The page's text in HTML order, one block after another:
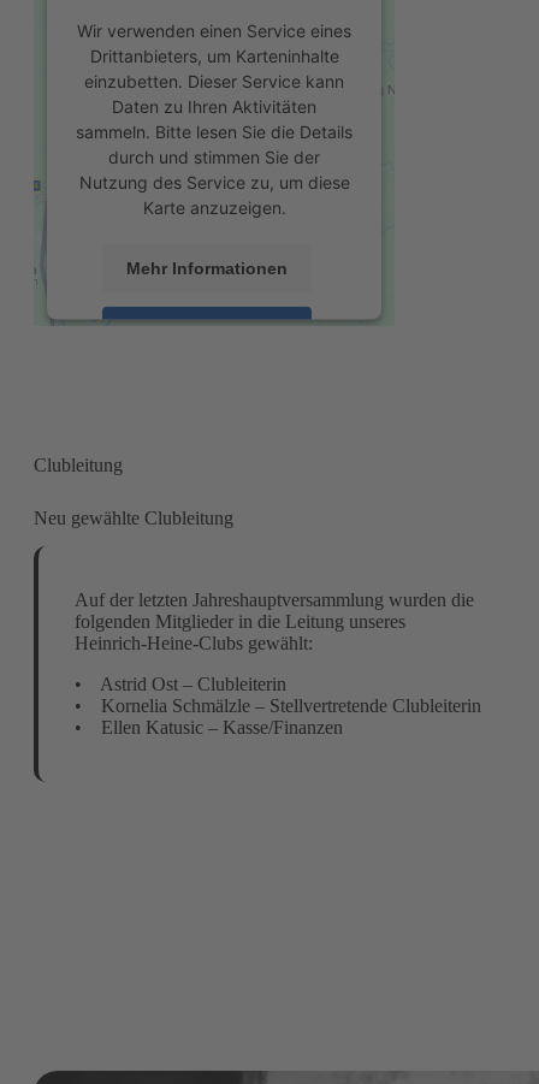
Wir verwenden einen Service eines
Drittanbieters, um Karteninhalte
einzubetten. Dieser Service kann
Daten zu Ihren Aktivitäten
sammeln. Bitte lesen Sie die Details
durch und stimmen Sie der
Nutzung des Service zu, um diese
Karte anzuzeigen.
Mehr Informationen
Akzeptieren
Clubleitung
Neu gewählte Clubleitung
Auf der letzten Jahreshauptversammlung wurden die
folgenden Mitglieder in die Leitung unseres
Heinrich-Heine-Clubs gewählt:
• Astrid Ost – Clubleiterin
• Kornelia Schmälzle – Stellvertretende Clubleiterin
• Ellen Katusic – Kasse/Finanzen